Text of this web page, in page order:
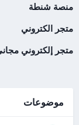
منصة شنطة
متجر الكتروني
متجر إلكتروني مجاني
موضوعات